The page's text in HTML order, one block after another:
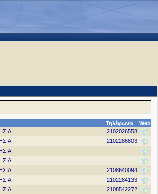
Τηλέφωνο
Web
2102026558
2102286803
2108640094
2102284133
2108542272